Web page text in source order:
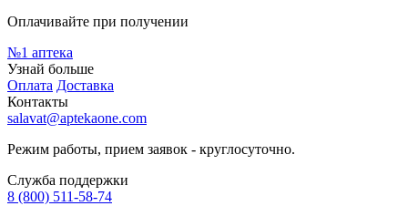
Оплачивайте при получении
№1 аптека
Узнай больше
Оплата Доставка
Контакты
salavat@aptekaone.com
Режим работы, прием заявок - круглосуточно.
Служба поддержки
8 (800) 511-58-74